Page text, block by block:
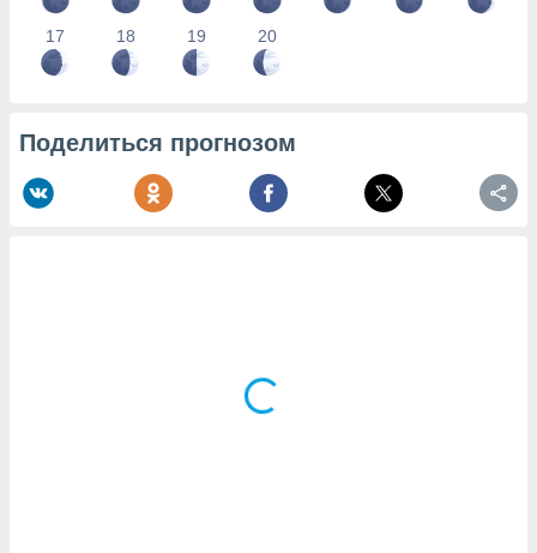
17 18 19 20
Поделиться прогнозом